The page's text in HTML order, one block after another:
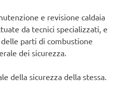
e revisione caldaia
da tecnici specializzati, e
parti di combustione
dei sicurezza.
della sicurezza della stessa.